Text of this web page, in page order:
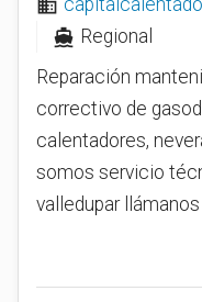
business
directions_boat Regional
Reparación
correctivo de
calentadores,
somos servicio
valledupar